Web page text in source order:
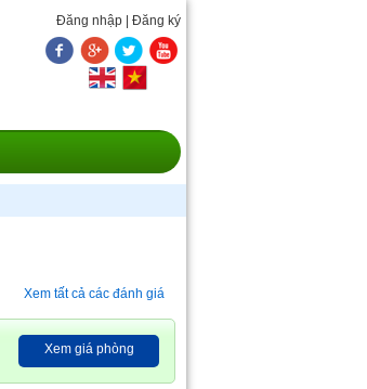
Đăng nhập Đăng ký
Xem tất cả các đánh giá
Xem giá phòng